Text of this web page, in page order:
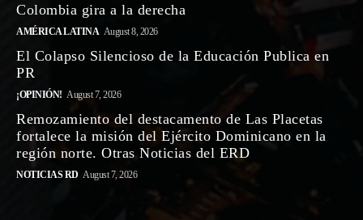
Colombia gira a la derecha
AMÉRICA LATINA August 8, 2026
El Colapso Silencioso de la Educación Publica en
PR
¡OPINIÓN! August 7, 2026
Remozamiento del destacamento de Las Placetas
fortalece la misión del Ejército Dominicano en la
región norte. Otras Noticias del ERD
NOTICIAS RD August 7, 2026